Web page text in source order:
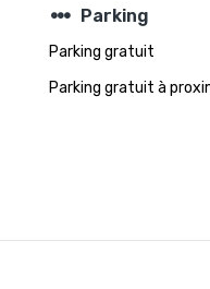
steppers Parking
Parking gratuit
Parking gratuit à